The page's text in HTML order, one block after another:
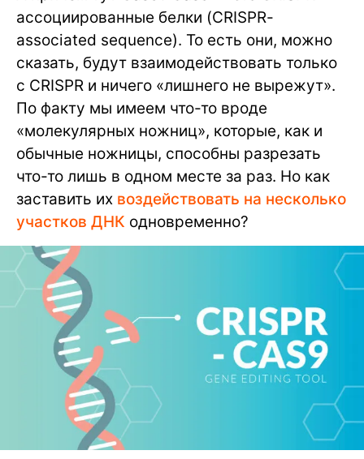
ассоциированные белки (CRISPR-
associated sequence). То есть они, можно
сказать, будут взаимодействовать только
с CRISPR и ничего «лишнего не вырежут».
По факту мы имеем что-то вроде
«молекулярных ножниц», которые, как и
обычные ножницы, способны разрезать
что-то лишь в одном месте за раз. Но как
заставить их воздействовать на несколько
участков ДНК одновременно?